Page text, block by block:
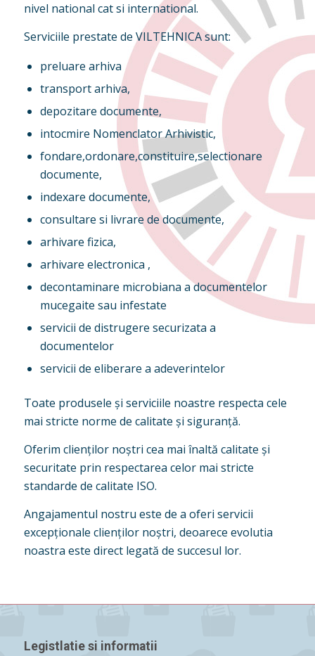
nivel national cat si international.
Serviciile prestate de VILTEHNICA sunt:
preluare arhiva
transport arhiva,
depozitare documente,
intocmire Nomenclator Arhivistic,
fondare,ordonare,constituire,selectionare
documente,
indexare documente,
consultare si livrare de documente,
arhivare fizica,
arhivare electronica ,
decontaminare microbiana a documentelor
mucegaite sau infestate
servicii de distrugere securizata a
documentelor
servicii de eliberare a adeverintelor
Toate produsele și serviciile noastre respecta cele
mai stricte norme de calitate și siguranță.
Oferim clienților noștri cea mai înaltă calitate și
securitate prin respectarea celor mai stricte
standarde de calitate ISO.
Angajamentul nostru este de a oferi servicii
excepționale clienților noștri, deoarece evolutia
noastra este direct legată de succesul lor.
Legistlatie si informatii